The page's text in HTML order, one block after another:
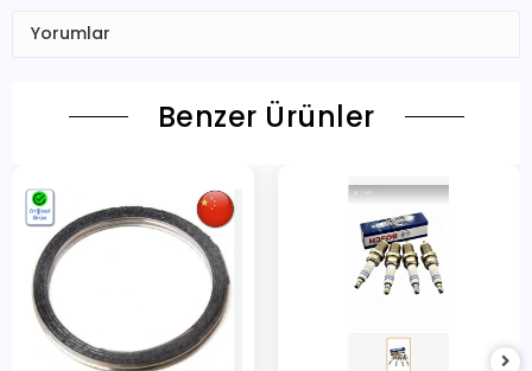
Yorumlar
Benzer Ürünler